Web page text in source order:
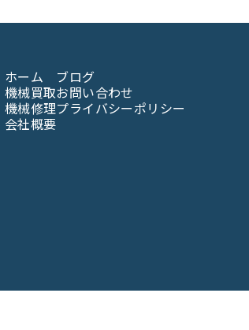
ホーム
機械買取
機械修理
会社概要
ブログ
お問い合わせ
プライバシーポリシー